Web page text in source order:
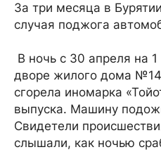
За три месяца в
случая поджога
В ночь с 30 апреля на
дворе жилого дома
сгорела иномарка
выпуска. Машину
Свидетели
слышали, как ночью